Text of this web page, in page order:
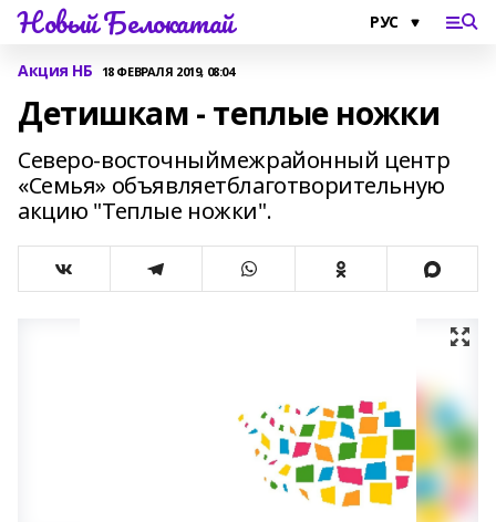
Новый Белокатай
Акция НБ 18 ФЕВРАЛЯ 2019, 08:04
Детишкам - теплые ножки
Северо-восточныймежрайонный центр
«Семья» объявляетблаготворительную
акцию "Теплые ножки".